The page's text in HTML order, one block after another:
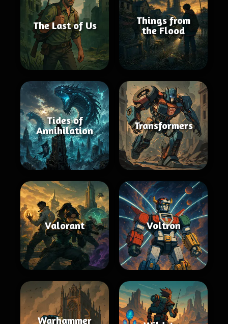
The Last of Us
Things from
the Flood
Tides of
Annihilation
Transformers
Valorant Voltron
Warhammer